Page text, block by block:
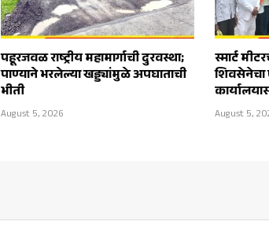
पहूरजवळ राष्ट्रीय महामार्गाची दुरवस्था;
पाण्याने भरलेल्या खड्ड्यांमुळे अपघाताची
भीती
August 5, 2026
स्मार्ट
शिवसेनेचा
August 5,